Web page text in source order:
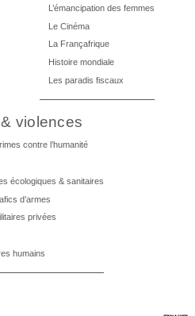
L’émancipation des femmes
Le Cinéma
La Françafrique
Histoire mondiale
Les paradis fiscaux
violences
contre l’humanité
écologiques & sanitaires
d’armes
privées
humains